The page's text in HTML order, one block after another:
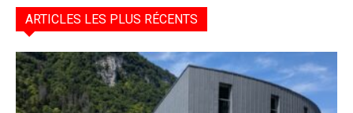
ARTICLES LES PLUS RÉCENTS